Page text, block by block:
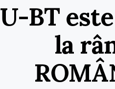
U-BT
la